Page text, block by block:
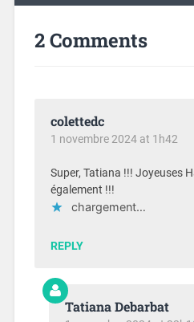
2 Comments
colettedc
1 novembre 2024 at 1h42
Super, Tatiana !!! Joyeuses
également !!!
chargement…
REPLY
Tatiana Debarbat